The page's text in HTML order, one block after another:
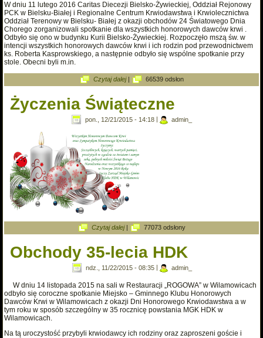
W dniu 11 lutego 2016 Caritas Diecezji Bielsko-Żywieckiej, Oddział Rejonowy
PCK w Bielsku-Białej i Regionalne Centrum Krwiodawstwa i Krwiolecznictwa
Oddział Terenowy w Bielsku- Białej z okazji obchodów 24 Światowego Dnia
Chorego zorganizowali spotkanie dla wszystkich honorowych dawców krwi .
Odbyło się ono w budynku Kurii Bielsko-Żywieckiej. Rozpoczęło mszą św. w
intencji wszystkich honorowych dawców krwi i ich rodzin pod przewodnictwem
ks. Roberta Kasprowskiego, a następnie odbyło się wspólne spotkanie przy
stole. Obecni byli m.in.
Czytaj dalej
wpis Spotkanie honorowych dawców krwi w
Dniu Chorego.
| 66539 odsłon
Życzenia Świąteczne
pon., 12/21/2015 - 14:18 admin_
Czytaj dalejwpis Życzenia Świąteczne
| 77073 odsłony
Obchody 35-lecia HDK
ndz., 11/22/2015 - 08:35| admin_
W dniu 14 listopada 2015 na sali w Restauracji „ROGOWA” w Wilamowicach
odbyło się coroczne spotkanie Miejsko – Gminnego Klubu Honorowych
Dawców Krwi w Wilamowicach z okazji Dni Honorowego Krwiodawstwa a w
tym roku w sposób szczególny w 35 rocznicę powstania MGK HDK w
Wilamowicach.
Na tą uroczystość przybyli krwiodawcy ich rodziny oraz zaproszeni goście i